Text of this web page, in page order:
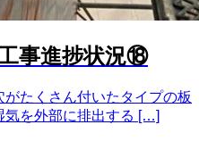
事進捗状況⑱
たくさん付いたタイプの板
気を外部に排出する […]